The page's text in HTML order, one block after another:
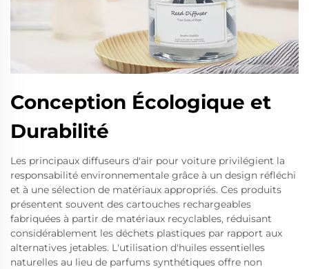
Conception Écologique et
Durabilité
Les principaux diffuseurs d'air pour voiture privilégient la
responsabilité environnementale grâce à un design réfléchi
et à une sélection de matériaux appropriés. Ces produits
présentent souvent des cartouches rechargeables
fabriquées à partir de matériaux recyclables, réduisant
considérablement les déchets plastiques par rapport aux
alternatives jetables. L'utilisation d'huiles essentielles
naturelles au lieu de parfums synthétiques offre non